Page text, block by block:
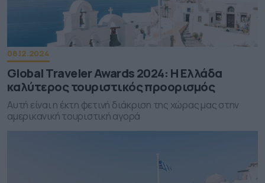
08.12.2024
Global Traveler Awards 2024: Η Ελλάδα
καλύτερος τουριστικός προορισμός
Αυτή είναι η έκτη φετινή διάκριση της χώρας μας στην
αμερικανική τουριστική αγορά